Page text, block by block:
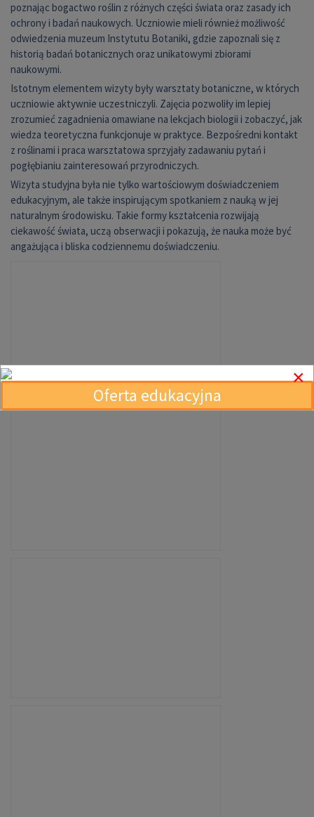
poznając bogactwo roślin z różnych części świata oraz zasady ich
ochrony i badań naukowych. Uczniowie mieli również możliwość
odwiedzenia muzeum Instytutu Botaniki, gdzie zapoznali się z
historią badań botanicznych oraz unikatowymi zbiorami
naukowymi.
Istotnym elementem wizyty były warsztaty botaniczne, w których
uczniowie aktywnie uczestniczyli. Zajęcia pozwoliły im lepiej
zrozumieć zagadnienia omawiane na lekcjach biologii i zobaczyć, jak
wiedza teoretyczna funkcjonuje w praktyce. Bezpośredni kontakt
z roślinami i praca warsztatowa sprzyjały zadawaniu pytań i
pogłębianiu zainteresowań przyrodniczych.
Wizyta studyjna była nie tylko wartościowym doświadczeniem
edukacyjnym, ale także inspirującym spotkaniem z nauką w jej
naturalnym środowisku. Takie formy kształcenia rozwijają
ciekawość świata, uczą obserwacji i pokazują, że nauka może być
angażująca i bliska codziennemu doświadczeniu.
×
Oferta edukacyjna